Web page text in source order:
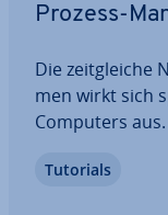
Prozess-
Die zeit­glei­che
men wirkt sich
Computers
öffnen oder
Tutorials